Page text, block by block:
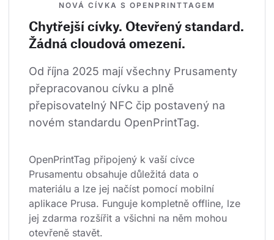
NOVÁ CÍVKA S OPENPRINTTAGEM
Chytřejší cívky. Otevřený standard.
Žádná cloudová omezení.
Od října 2025 mají všechny Prusamenty
přepracovanou cívku a plně
přepisovatelný NFC čip postavený na
novém standardu OpenPrintTag.
OpenPrintTag připojený k vaší cívce
Prusamentu obsahuje důležitá data o
materiálu a lze jej načíst pomocí mobilní
aplikace Prusa. Funguje kompletně offline, lze
jej zdarma rozšířit a všichni na něm mohou
otevřeně stavět.